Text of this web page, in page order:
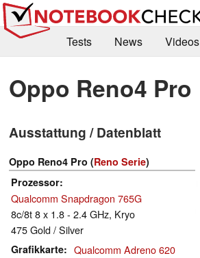
Tests News
Videos
Kaufberatung
Deals Suche
Forum
Oppo Reno4 Pro
Ausstattung / Datenblatt
Oppo Reno4 Pro (Reno Serie)
Prozessor
Qualcomm Snapdragon 765G
8c/8t 8 x 1.8 - 2.4 GHz, Kryo
475 Gold / Silver
Grafikkarte Qualcomm Adreno 620